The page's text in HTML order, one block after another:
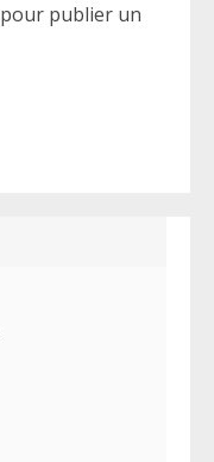
pour publier un